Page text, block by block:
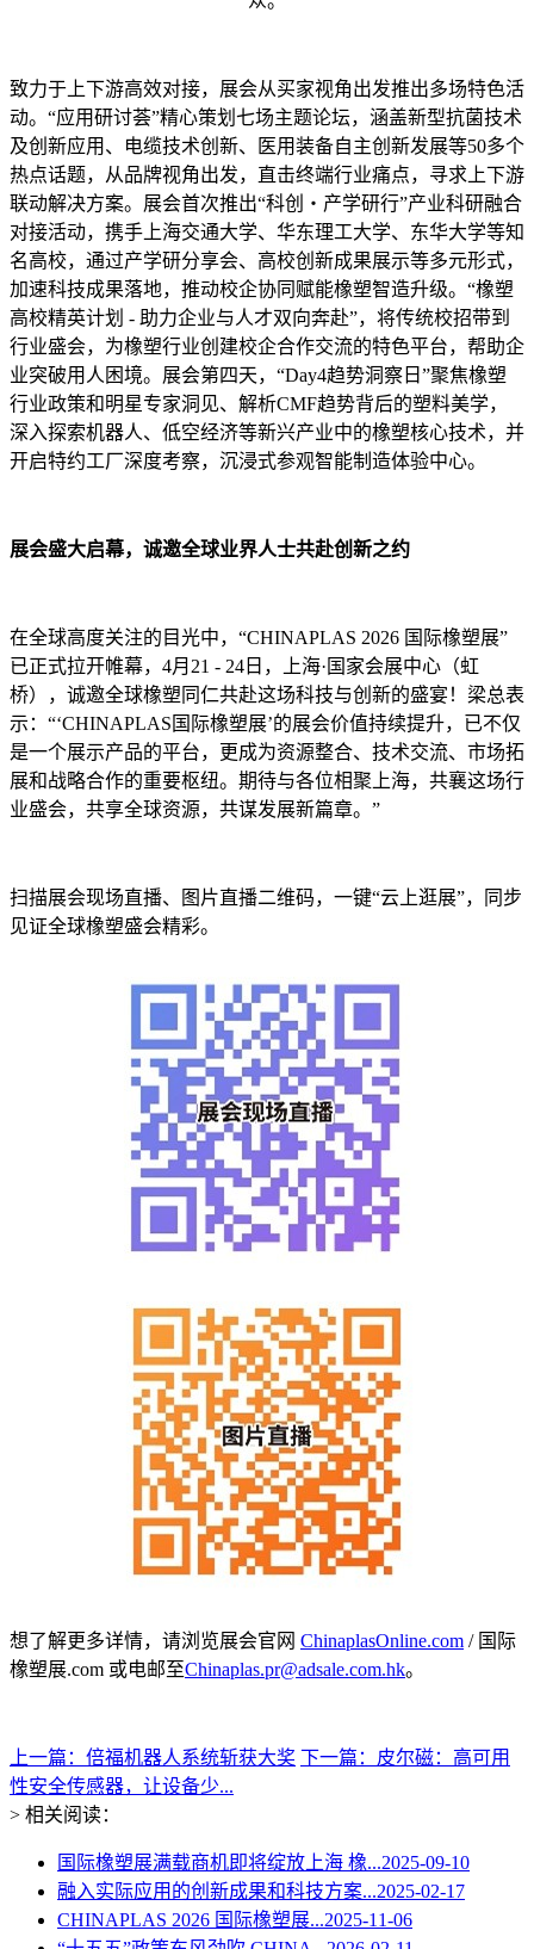
致力于上下游高效对接，展会从买家视角出发推出多场特色活
动。“应用研讨荟”精心策划七场主题论坛，涵盖新型抗菌技术
及创新应用、电缆技术创新、医用装备自主创新发展等50多个
热点话题，从品牌视角出发，直击终端行业痛点，寻求上下游
联动解决方案。展会首次推出“科创・产学研行”产业科研融合
对接活动，携手上海交通大学、华东理工大学、东华大学等知
名高校，通过产学研分享会、高校创新成果展示等多元形式，
加速科技成果落地，推动校企协同赋能橡塑智造升级。“橡塑
高校精英计划 - 助力企业与人才双向奔赴”，将传统校招带到
行业盛会，为橡塑行业创建校企合作交流的特色平台，帮助企
业突破用人困境。展会第四天，“Day4趋势洞察日”聚焦橡塑
行业政策和明星专家洞见、解析CMF趋势背后的塑料美学，
深入探索机器人、低空经济等新兴产业中的橡塑核心技术，并
开启特约工厂深度考察，沉浸式参观智能制造体验中心。
展会盛大启幕，诚邀全球业界人士共赴创新之约
在全球高度关注的目光中，“CHINAPLAS 2026 国际橡塑展”
已正式拉开帷幕，4月21 - 24日，上海·国家会展中心（虹
桥），诚邀全球橡塑同仁共赴这场科技与创新的盛宴！梁总表
示：“‘CHINAPLAS国际橡塑展’的展会价值持续提升，已不仅
是一个展示产品的平台，更成为资源整合、技术交流、市场拓
展和战略合作的重要枢纽。期待与各位相聚上海，共襄这场行
业盛会，共享全球资源，共谋发展新篇章。”
扫描展会现场直播、图片直播二维码，一键“云上逛展”，同步
见证全球橡塑盛会精彩。
想了解更多详情，请浏览展会官网 ChinaplasOnline.com / 国际
橡塑展.com 或电邮至Chinaplas.pr@adsale.com.hk。
上一篇：倍福机器人系统斩获大奖 下一篇：皮尔磁：高可用
性安全传感器，让设备少...
> 相关阅读：
国际橡塑展满载商机即将绽放上海 橡...2025-09-10
融入实际应用的创新成果和科技方案...2025-02-17
CHINAPLAS 2026 国际橡塑展...2025-11-06